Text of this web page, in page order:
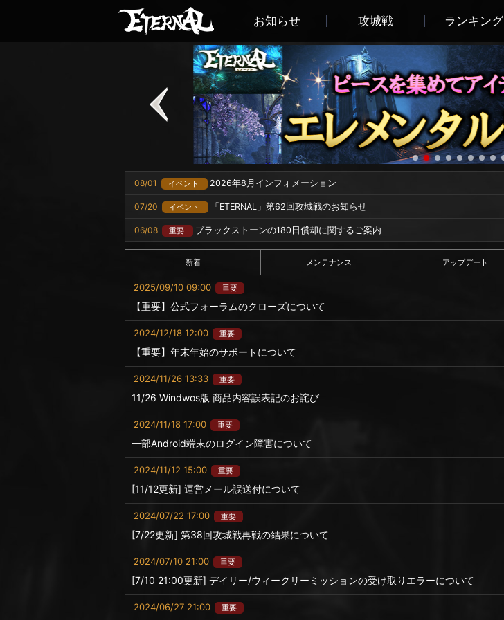
お知らせ 攻城戦 ランキング
08/01 イベント 2026年8月インフォメーション
07/20 イベント 「ETERNAL」第62回攻城戦のお知らせ
06/08 重要 ブラックストーンの180日償却に関するご案内
新着 メンテナンス アップデート
2025/09/10 09:00 重要
【重要】公式フォーラムのクローズについて
2024/12/18 12:00 重要
【重要】年末年始のサポートについて
2024/11/26 13:33 重要
11/26 Windwos版 商品内容誤表記のお詫び
2024/11/18 17:00 重要
一部Android端末のログイン障害について
2024/11/12 15:00 重要
[11/12更新] 運営メール誤送付について
2024/07/22 17:00 重要
[7/22更新] 第38回攻城戦再戦の結果について
2024/07/10 21:00 重要
[7/10 21:00更新] デイリー/ウィークリーミッションの受け取りエラーについて
2024/06/27 21:00 重要